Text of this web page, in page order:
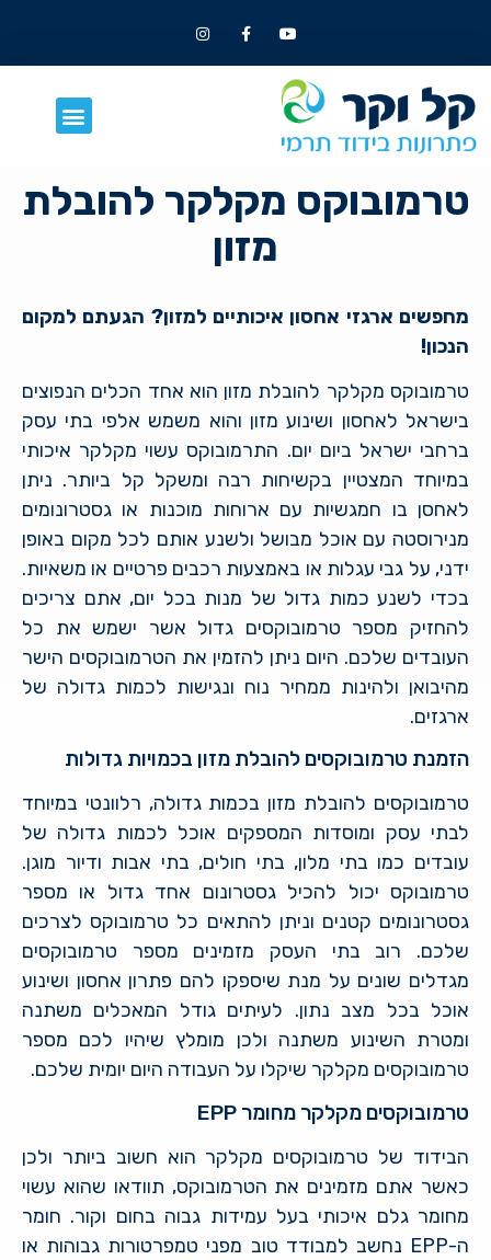
טרמובוקס מקלקר להובלת
מזון
מחפשים ארגזי אחסון איכותיים למזון? הגעתם למקום
הנכון!
טרמובוקס מקלקר להובלת מזון הוא אחד הכלים הנפוצים
בישראל לאחסון ושינוע מזון והוא משמש אלפי בתי עסק
ברחבי ישראל ביום יום. התרמובוקס עשוי מקלקר איכותי
במיוחד המצטיין בקשיחות רבה ומשקל קל ביותר. ניתן
לאחסן בו חמגשיות עם ארוחות מוכנות או גסטרונומים
מנירוסטה עם אוכל מבושל ולשנע אותם לכל מקום באופן
ידני, על גבי עגלות או באמצעות רכבים פרטיים או משאיות.
בכדי לשנע כמות גדול של מנות בכל יום, אתם צריכים
להחזיק מספר טרמובוקסים גדול אשר ישמש את כל
העובדים שלכם. היום ניתן להזמין את הטרמובוקסים הישר
מהיבואן ולהינות ממחיר נוח ונגישות לכמות גדולה של
ארגזים.
הזמנת טרמובוקסים להובלת מזון בכמויות גדולות
טרמובוקסים להובלת מזון בכמות גדולה, רלוונטי במיוחד
לבתי עסק ומוסדות המספקים אוכל לכמות גדולה של
עובדים כמו בתי מלון, בתי חולים, בתי אבות ודיור מוגן.
טרמובוקס יכול להכיל גסטרונום אחד גדול או מספר
גסטרונומים קטנים וניתן להתאים כל טרמובוקס לצרכים
שלכם. רוב בתי העסק מזמינים מספר טרמובוקסים
מגדלים שונים על מנת שיספקו להם פתרון אחסון ושינוע
אוכל בכל מצב נתון. לעיתים גודל המאכלים משתנה
ומטרת השינוע משתנה ולכן מומלץ שיהיו לכם מספר
טרמובוקסים מקלקר שיקלו על העבודה היום יומית שלכם.
טרמובוקסים מקלקר מחומר EPP
הבידוד של טרמובוקסים מקלקר הוא חשוב ביותר ולכן
כאשר אתם מזמינים את הטרמובוקס, תוודאו שהוא עשוי
מחומר גלם איכותי בעל עמידות גבוה בחום וקור. חומר
ה-EPP נחשב למבודד טוב מפני טמפרטורות גבוהות או